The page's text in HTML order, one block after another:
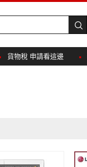
貨物稅 申請看這邊